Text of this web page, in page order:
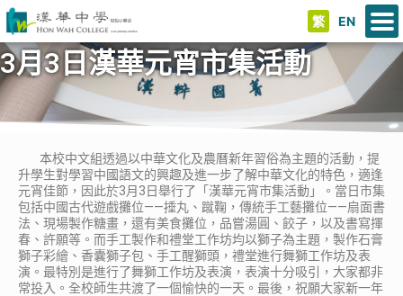
繁 EN
3月3日漢華元宵市集活動
本校中文組透過以中華文化及農曆新年習俗為主題的活動，提
升學生對學習中國語文的興趣及進一步了解中華文化的特色，適逢
元宵佳節，因此於3月3日舉行了「漢華元宵市集活動」。當日市集
包括中國古代遊戲攤位——捶丸、蹴鞠，傳統手工藝攤位——扇面書
法、現場製作糖畫，還有美食攤位，品嘗湯圓、餃子，以及書寫揮
春、許願等。而手工製作和禮堂工作坊均以獅子為主題，製作石膏
獅子彩繪、香囊獅子包、手工醒獅頭，禮堂進行舞獅工作坊及表
演。最特別是進行了舞獅工作坊及表演，表演十分吸引，大家都非
常投入。全校師生共渡了一個愉快的一天。最後，祝願大家新一年